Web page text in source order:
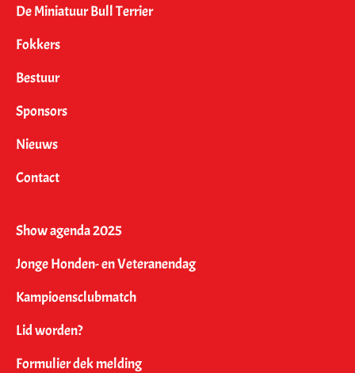
De Miniatuur Bull Terrier
Fokkers
Bestuur
Sponsors
Nieuws
Contact
Show agenda 2025
Jonge Honden- en Veteranendag
Kampioensclubmatch
Lid worden?
Formulier dek melding